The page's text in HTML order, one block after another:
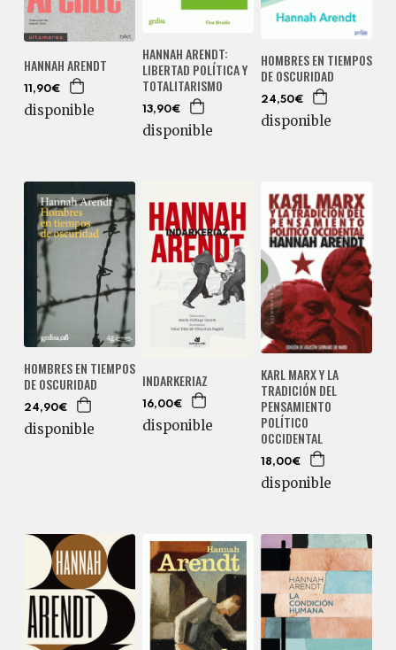
HANNAH ARENDT
11,90€
disponible
HANNAH ARENDT:
LIBERTAD POLÍTICA Y
TOTALITARISMO
13,90€
disponible
HOMBRES EN TIEMPOS
DE OSCURIDAD
24,50€
disponible
HOMBRES EN TIEMPOS
DE OSCURIDAD
24,90€
disponible
INDARKERIAZ
16,00€
disponible
KARL MARX Y LA
TRADICIÓN DEL
PENSAMIENTO
POLÍTICO
OCCIDENTAL
18,00€
disponible